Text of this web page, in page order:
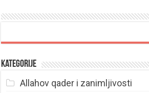
Kategorije
Allahov qader i zanimljivosti